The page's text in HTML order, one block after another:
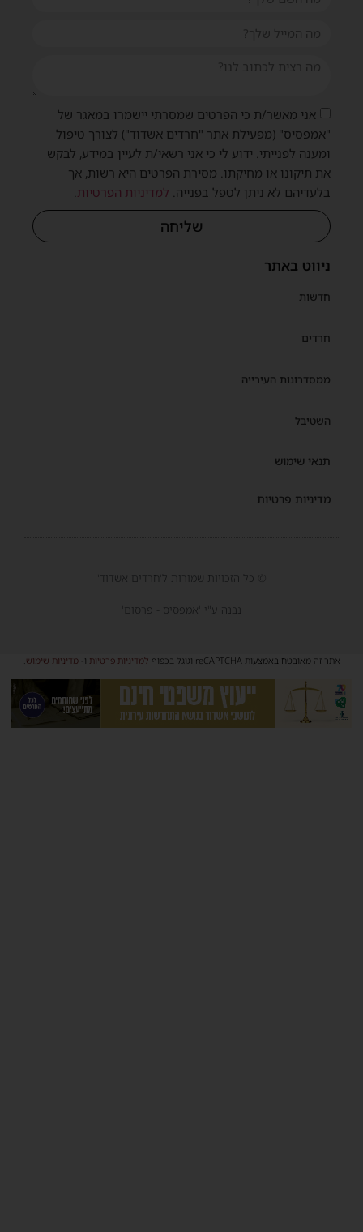
ניווט באתר
חדשות
חרדים
ממסדרונות העירייה
השטיבל
תנאי שימוש
מדיניות פרטיות
אני מאשר/ת כי הפרטים שמסרתי יישמרו במאגר של
"אמפסיס" (מפעילת אתר "חרדים אשדוד") לצורך טיפול
ומענה לפנייתי. ידוע לי כי אני רשאי/ת לעיין במידע, לבקש
את תיקונו או מחיקתו. מסירת הפרטים היא רשות, אך
בלעדיהם לא ניתן לטפל בפנייה.למדיניות הפרטיות.
שליחה
© כל הזכויות שמורות ל'חרדים אשדוד'
נבנה ע"י 'אמפסיס - פרסום'
אתר זה מאובטח באמצעות reCAPTCHA וגוגל בכפוף למדיניות פרטיותו-מדיניות שימוש.